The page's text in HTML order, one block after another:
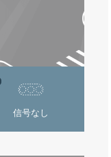
信号なし